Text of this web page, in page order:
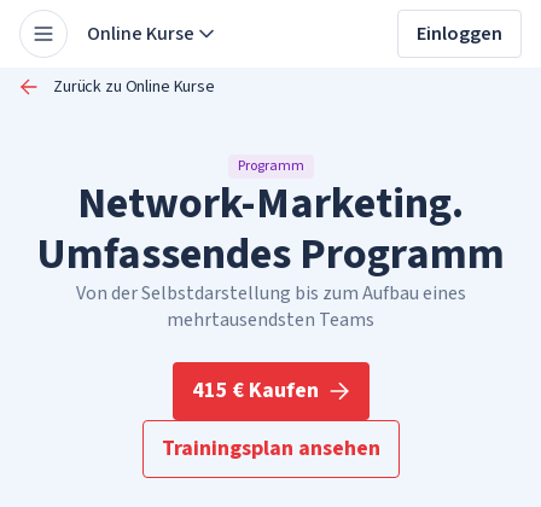
Online Kurse Einloggen
Zurück zu Online Kurse
Programm
Network-Marketing.
Umfassendes Programm
Von der Selbstdarstellung bis zum Aufbau eines
mehrtausendsten Teams
415 € Kaufen
Trainingsplan ansehen